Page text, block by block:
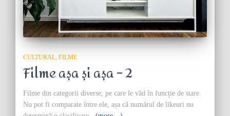
CULTURAL FILME
Filme așa și așa – 2
Filme din categorii diverse, pe care le văd în funcție de stare.
Nu pot fi comparate între ele, așa că numărul de likeuri nu